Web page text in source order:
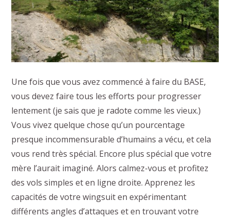
Une fois que vous avez commencé à faire du BASE,
vous devez faire tous les efforts pour progresser
lentement (je sais que je radote comme les vieux.)
Vous vivez quelque chose qu’un pourcentage
presque incommensurable d’humains a vécu, et cela
vous rend très spécial. Encore plus spécial que votre
mère l’aurait imaginé. Alors calmez-vous et profitez
des vols simples et en ligne droite. Apprenez les
capacités de votre wingsuit en expérimentant
différents angles d’attaques et en trouvant votre